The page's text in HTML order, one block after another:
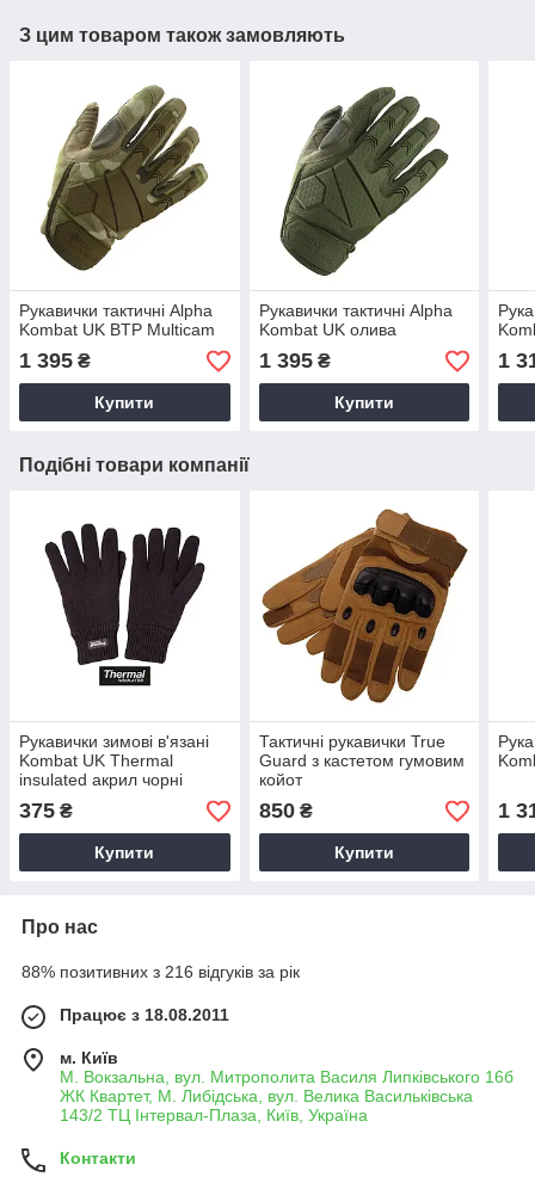
З цим товаром також замовляють
Рукавички тактичні Alpha
Kombat UK BTP Multicam
1 395 ₴
Купити
Рукавички тактичні Alpha
Kombat UK олива
1 395₴
Купити
1
Подібні товари компанії
Рукавички зимові в'язані
Kombat UK Thermal
insulated акрил чорні
375 ₴
Купити
Тактичні рукавички True
Guard з кастетом гумовим
койот
850₴
Купити
1
Про нас
88% позитивних з 216 відгуків за рік
Працює з 18.08.2011
м. Київ
М. Вокзальна, вул. Митрополита Василя Липківського 16б
ЖК Квартет, М. Либідська, вул. Велика Васильківська
143/2 ТЦ Інтервал-Плаза, Київ, Україна
Контакти